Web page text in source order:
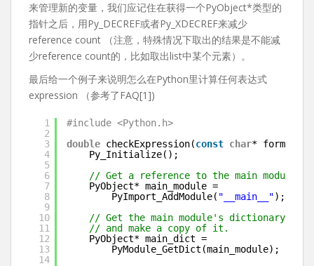
来管理新的变量，我们应记住在获得一个PyObject*类型的
指针之后，用Py_DECREF或者Py_XDECREF来减少
reference count （注意，特殊情况下取出的结果是不能减
少reference count的，比如取出list中某个元素）。
最后给一个例子来说明怎么在Python里计算任何表达式
expression （参考了FAQ[1])
1
2
3
4
5
6
7
8
9
10
11
12
13
14
#include <Python.h>
double checkExpression(const char*
Py_Initialize();
// Get a
PyObject* main_module =
PyImport_AddModule( "__main__");
// Get
//
PyObject* main_dict =
PyModule_GetDict(main_module);